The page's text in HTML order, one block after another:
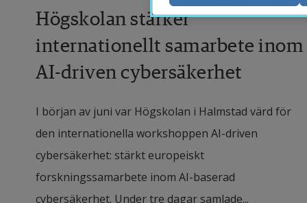
Högskolan stärker
internationellt samarbete inom
AI-driven cybersäkerhet
I början av juni var Högskolan i Halmstad värd för
den internationella workshoppen AI-driven
cybersäkerhet: stärkt europeiskt
forskningssamarbete inom AI-baserad
cybersäkerhet. Under tre dagar samlade...